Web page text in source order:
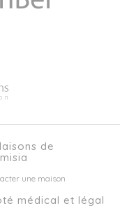
de
une maison
médical et légal